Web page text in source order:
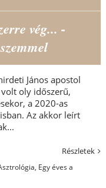
vég... -
János apostol
oly időszerű,
a 2020-as
Az akkor leírt
Részletek
, Egy éves a